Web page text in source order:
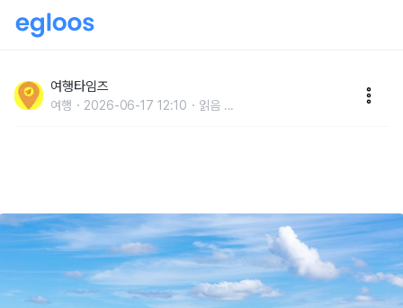
있는 여름 바다 여행지
여행타임즈
여행 2026-06-17 12:10 읽음 ...